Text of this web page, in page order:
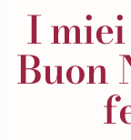
I
Buon